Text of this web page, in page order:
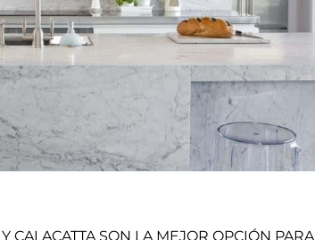
CALACATTA SON LA MEJOR OPCIÓN PARA